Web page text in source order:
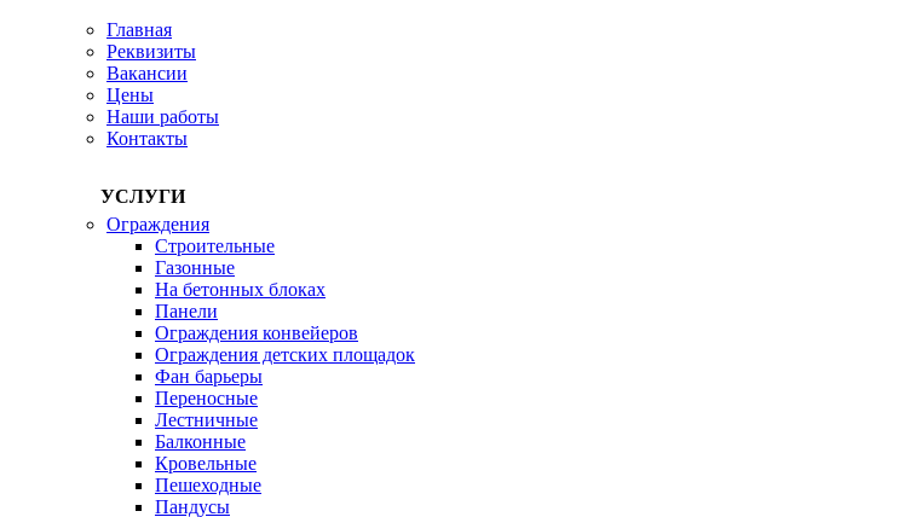
Главная
Реквизиты
Вакансии
Цены
Наши работы
Контакты
УСЛУГИ
Ограждения
Строительные
Газонные
На бетонных блоках
Панели
Ограждения конвейеров
Ограждения детских площадок
Фан барьеры
Переносные
Лестничные
Балконные
Кровельные
Пешеходные
Пандусы